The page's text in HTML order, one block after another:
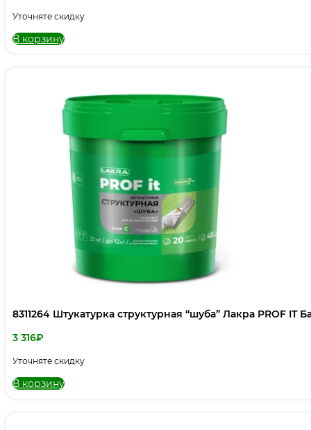
Уточняте скидку
В корзину
8311264 Штукатурка структурная “шуба” Лакра PROF IT
3 316₽
Уточняте скидку
В корзину